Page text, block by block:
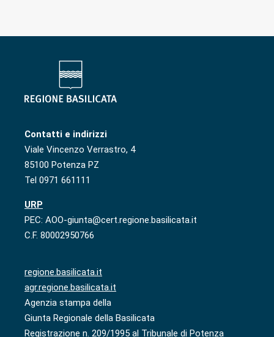
Contatti e indirizzi
Viale Vincenzo Verrastro, 4
85100 Potenza PZ
Tel 0971 661111
URP
PEC: AOO-giunta@cert.regione.basilicata.it
C.F. 80002950766
regione.basilicata.it
agr.regione.basilicata.it
Agenzia stampa della
Giunta Regionale della Basilicata
Registrazione n. 209/1995 al Tribunale di Potenza